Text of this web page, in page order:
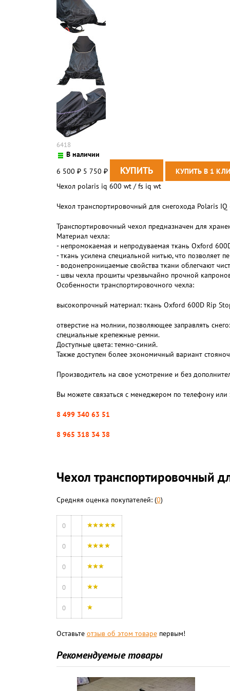
6418
В наличии
6 500 ₽ 5 750 ₽
Чехол polaris iq 600 wt / fs iq wt
Чехол транспортировочный для снегохода Polaris
Транспортировочный чехол предназначен для
Материал чехла:
- непромокаемая и непродуваемая ткань Oxford
- ткань усилена специальной нитью, что позволяет
- водонепроницаемые свойства ткани облегчают
- швы чехла прошиты чрезвычайно прочной
Особенности транспортировочного чехла:
высокопрочный материал: ткань Oxford 600D Rip
отверстие на молнии, позволяющее заправлять
специальные крепежные ремни.
Доступные цвета: темно-синий.
Также доступен более экономичный вариант
Производитель на свое усмотрение и без
Вы можете связаться с менеджером по телефону
8 499 340 63 51
8 965 318 34 38
Чехол транспортировочный
Средняя оценка покупателей: (0)
0
0
0
0
0
Оставьте отзыв об этом товарепервым!
Рекомендуемые товары